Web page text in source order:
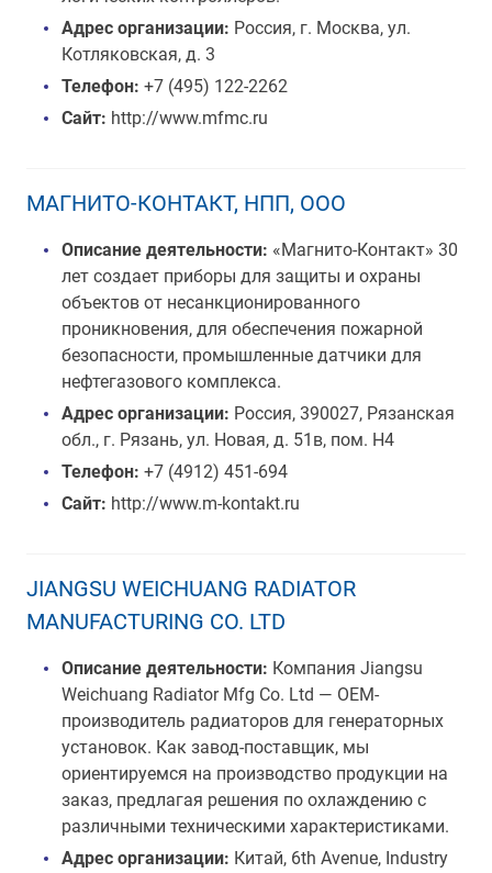
Адрес организации: Россия, г. Москва, ул.
Котляковская, д. 3
Телефон: +7 (495) 122-2262
Сайт: http://www.mfmc.ru
МАГНИТО-КОНТАКТ, НПП, ООО
Описание деятельности: «Магнито-Контакт» 30
лет создает приборы для защиты и охраны
объектов от несанкционированного
проникновения, для обеспечения пожарной
безопасности, промышленные датчики для
нефтегазового комплекса.
Адрес организации: Россия, 390027, Рязанская
обл., г. Рязань, ул. Новая, д. 51в, пом. Н4
Телефон: +7 (4912) 451-694
Сайт: http://www.m-kontakt.ru
JIANGSU WEICHUANG RADIATOR
MANUFACTURING CO. LTD
Описание деятельности: Компания Jiangsu
Weichuang Radiator Mfg Co. Ltd — OEM-
производитель радиаторов для генераторных
установок. Как завод-поставщик, мы
ориентируемся на производство продукции на
заказ, предлагая решения по охлаждению с
различными техническими характеристиками.
Адрес организации: Китай, 6th Avenue, Industry